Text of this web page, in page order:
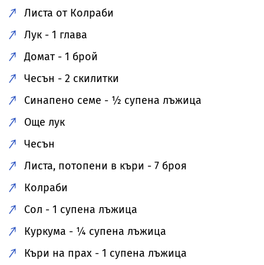
Листа от Колраби
Лук - 1 глава
Домат - 1 брой
Чесън - 2 скилитки
Синапено семе - ½ супена лъжица
Още лук
Чесън
Листа, потопени в къри - 7 броя
Колраби
Сол - 1 супена лъжица
Куркума - ¼ супена лъжица
Къри на прах - 1 супена лъжица